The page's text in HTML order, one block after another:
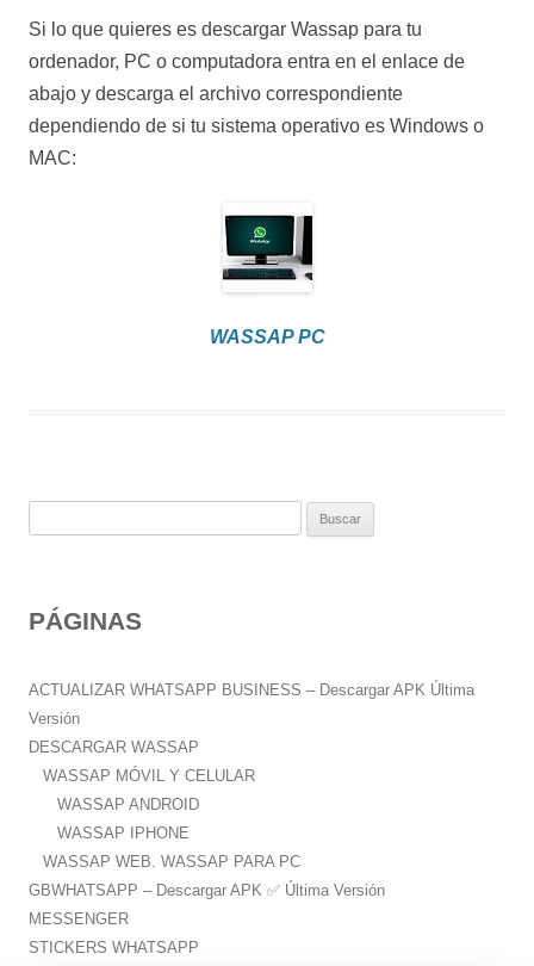
Si lo que quieres es descargar Wassap para tu
ordenador, PC o computadora entra en el enlace de
abajo y descarga el archivo correspondiente
dependiendo de si tu sistema operativo es Windows o
MAC:
WASSAP PC
a
:
PÁGINAS
ACTUALIZAR WHATSAPP BUSINESS – Descargar APK Última
Versión
DESCARGAR WASSAP
WASSAP MÓVIL Y CELULAR
WASSAP ANDROID
WASSAP IPHONE
WASSAP WEB. WASSAP PARA PC
GBWHATSAPP – Descargar APK ✅️ Última Versión
MESSENGER
STICKERS WHATSAPP